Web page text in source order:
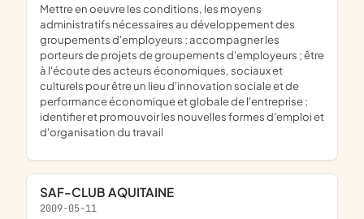
mettre en oeuvre les conditions, les moyens
administratifs nécessaires au développement des
groupements d'employeurs ; accompagner les
porteurs de projets de groupements d'employeurs ; être
à l'écoute des acteurs économiques, sociaux et
culturels pour être un lieu d'innovation sociale et de
performance économique et globale de l'entreprise ;
identifier et promouvoir les nouvelles formes d'emploi et
d'organisation du travail
SAF-CLUB AQUITAINE
2009-05-11